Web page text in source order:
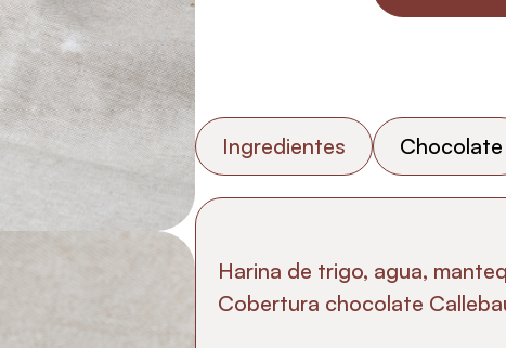
Ingredientes Chocolate
Harina de trigo, agua,
Cobertura chocolate